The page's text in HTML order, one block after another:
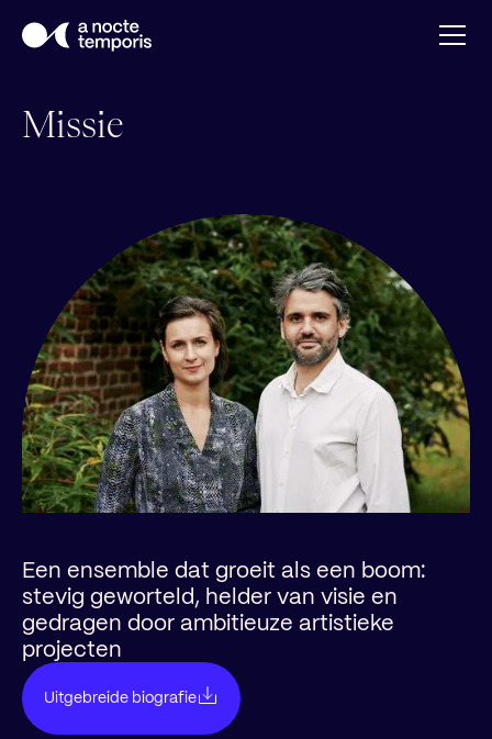
Missie
Een ensemble dat groeit als een boom:
stevig geworteld, helder van visie en
gedragen door ambitieuze artistieke
projecten
Uitgebreide biografie